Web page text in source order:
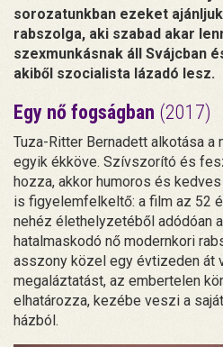
sorozatunkban ezeket
rabszolga, aki szabad akar
szexmunkásnak áll Svájcban
akiből szocialista lázadó lesz.
Egy nő fogságban (2017)
Tuza-Ritter Bernadett alkotása a
egyik ékköve. Szívszorító és
hozza, akkor humoros és
is figyelemfelkeltő: a film az 52
nehéz élethelyzetéből adódóan
hatalmaskodó nő modernkori
asszony közel egy évtizeden át
megaláztatást, az embertelen
elhatározza, kezébe veszi a
házból.